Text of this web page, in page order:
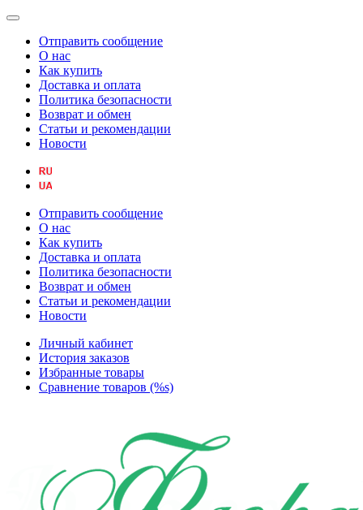
Отправить сообщение
О нас
Как купить
Доставка и оплата
Политика безопасности
Возврат и обмен
Статьи и рекомендации
Новости
Отправить сообщение
О нас
Как купить
Доставка и оплата
Политика безопасности
Возврат и обмен
Статьи и рекомендации
Новости
Личный кабинет
История заказов
Избранные товары
Сравнение товаров (%s)